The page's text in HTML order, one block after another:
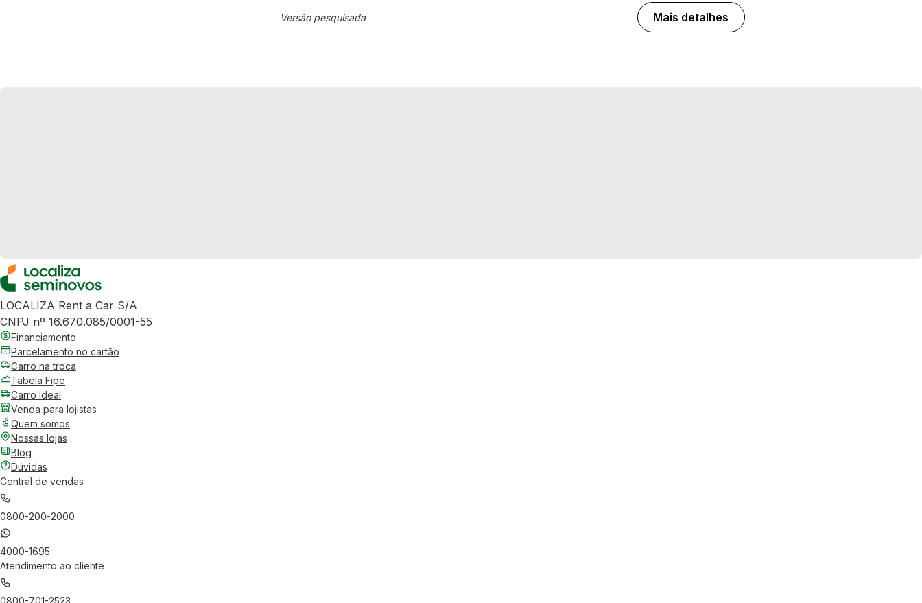
Versão pesquisada Mais detalhes
LOCALIZA Rent a Car S/A
CNPJ nº 16.670.085/0001-55
Financiamento
Parcelamento no cartão
Carro na troca
Tabela Fipe
Carro Ideal
Venda para lojistas
Quem somos
Nossas lojas
Blog
Dúvidas
Central de vendas
0800-200-2000
4000-1695
Atendimento ao cliente
0800-701-2523